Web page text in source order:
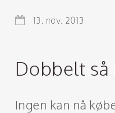
13. nov. 2013
Dobbelt
Ingen kan nå